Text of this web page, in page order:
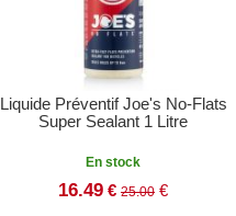
Liquide Préventif Joe's No-Flats
Super Sealant 1 Litre
En stock
16.49 € 25.00 €